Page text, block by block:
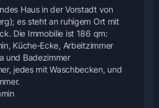
Haus in der Vorstadt von
es steht an ruhigem Ort mit
Die Immobilie ist 186 qm:
Küche-Ecke, Arbeitzimmer
und Badezimmer
jedes mit Waschbecken, und